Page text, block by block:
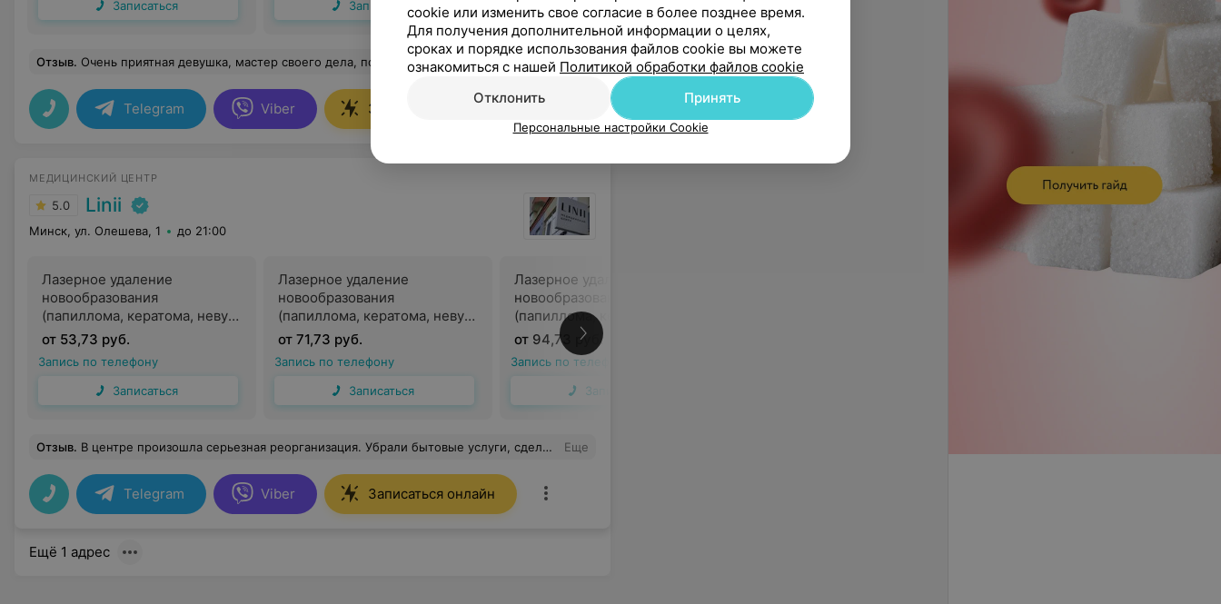
Записаться
Записаться
Записаться
Отзыв. Очень приятная девушка, мастер своего дела, после первой процедуры сразу виден результат Еще
Telegram Viber Записаться онлайн
МЕДИЦИНСКИЙ ЦЕНТР
5.0 Linii
Минск, ул. Олешева, 1 до 21:00
Лазерное удаление
новообразования
(папиллома, кератома, невус,
бородавка) до 10 мм
хирургом
от 53,73 руб.
Запись по телефону
Записаться
Лазерное удаление
новообразования
(папиллома, кератома, невус,
бородавка) до 15 мм
хирургом
от 71,73 руб.
Запись по телефону
Записаться
Лазерное удаление
новообразования
(папиллома, кератома, невус,
бородавка) до 20 мм
хирургом
от 94,73 руб.
Запись по телефону
Записаться
Отзыв. В центре произошла серьезная реорганизация. Убрали бытовые услуги, сделали шикарный ремонт, обновлено все! Я просто в восторге, что недалеко от дома такой центр. Делала удаление новобразований. Все очень комфортно. Еще
Telegram Viber Записаться онлайн
Ещё 1 адрес
cookie или изменить свое согласие в более позднее время.
Для получения дополнительной информации о целях,
сроках и порядке использования файлов cookie вы можете
ознакомиться с нашей Политикой обработки файлов cookie
Отклонить
Принять
Персональные настройки Cookie